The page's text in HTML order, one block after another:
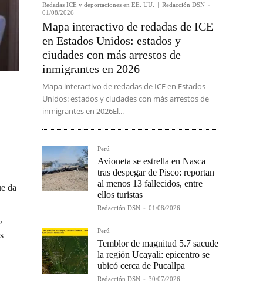
da
Redadas ICE y deportaciones en EE. UU. Redacción DSN -
01/08/2026
Mapa interactivo de redadas de ICE
en Estados Unidos: estados y
ciudades con más arrestos de
inmigrantes en 2026
Mapa interactivo de redadas de ICE en Estados
Unidos: estados y ciudades con más arrestos de
inmigrantes en 2026El...
Perú
Avioneta se estrella en Nasca
tras despegar de Pisco: reportan
al menos 13 fallecidos, entre
ellos turistas
Redacción DSN - 01/08/2026
Perú
Temblor de magnitud 5.7 sacude
la región Ucayali: epicentro se
ubicó cerca de Pucallpa
Redacción DSN - 30/07/2026